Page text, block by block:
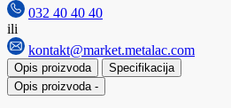
032 40 40 40
ili
kontakt@market.metalac.com
Opis proizvoda
Specifikacija
Opis proizvoda -